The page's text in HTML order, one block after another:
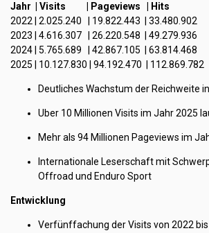
Jahr | Visits | Pageviews | Hits
2022 | 2.025.240 | 19.822.443 | 33.480.902
2023 | 4.616.307 | 26.220.548 | 49.279.936
2024 | 5.765.689 | 42.867.105 | 63.814.468
2025 | 10.127.830 | 94.192.470 | 112.869.782
Deutliches Wachstum der Reichweite
Uber 10 Millionen Visits im Jahr 2025
Mehr als 94 Millionen Pageviews im
Internationale Leserschaft mit
Offroad und Enduro Sport
Entwicklung
Verfünffachung der Visits von 2022